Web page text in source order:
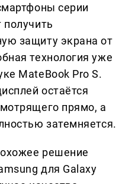
серии
получить
защиту экрана от
технология уже
MateBook Pro S.
остаётся
прямо, а
затемняется.
решение
для Galaxy